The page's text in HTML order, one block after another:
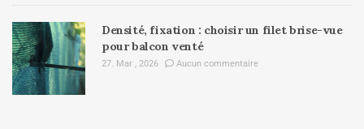
Densité, fixation : choisir un filet brise-vue
pour balcon venté
27. Mar , 2026 Aucun commentaire